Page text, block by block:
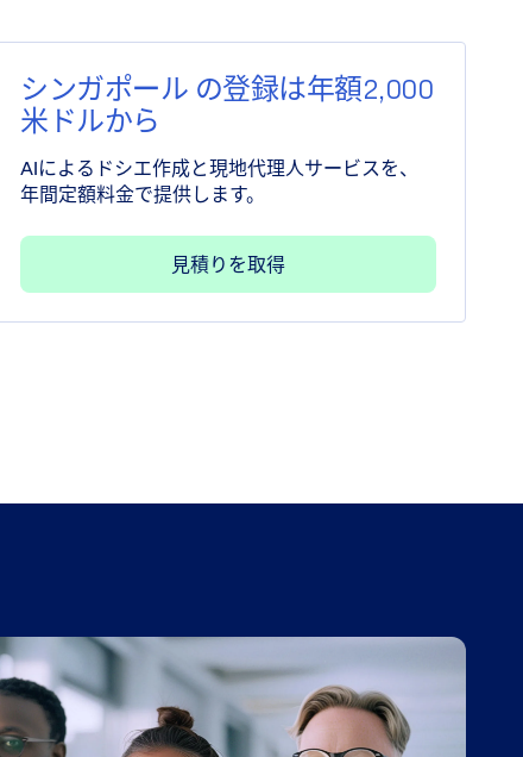
シンガポール の登録は年額2,000
米ドルから
AIによるドシエ作成と現地代理人サービスを、
年間定額料金で提供します。
見積りを取得